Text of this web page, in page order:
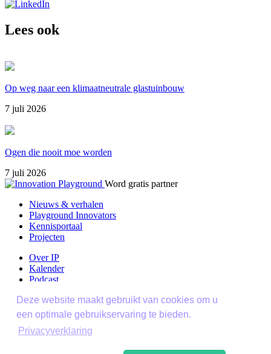
Deze website maakt gebruikt van cookies om u
een optimale gebruikservaring te bieden.
Privacyverklaring
Lees ook
Op weg naar een klimaatneutrale glastuinbouw
7 juli 2026
Ogen die nooit moe worden
7 juli 2026
Word gratis partner
Nieuws & verhalen
Playground Innovators
Kennisportaal
Projecten
Over IP
Kalender
Podcast
Contact